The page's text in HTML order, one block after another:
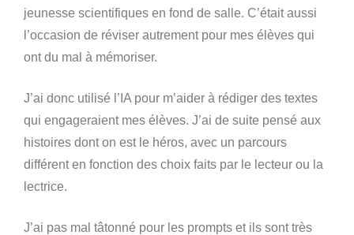
jeunesse scientifiques en fond de salle. C’était aussi
l’occasion de réviser autrement pour mes élèves qui
ont du mal à mémoriser.
J’ai donc utilisé l’IA pour m’aider à rédiger des textes
qui engageraient mes élèves. J’ai de suite pensé aux
histoires dont on est le héros, avec un parcours
différent en fonction des choix faits par le lecteur ou la
lectrice.
J’ai pas mal tâtonné pour les prompts et ils sont très